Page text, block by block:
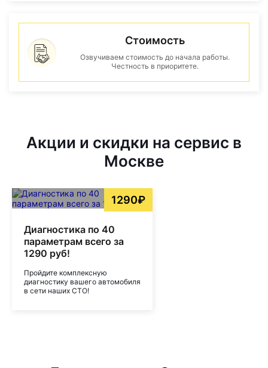
Стоимость
Озвучиваем стоимость до начала работы.
Честность в приоритете.
Акции и скидки на сервис в
Москве
1290₽
Диагностика по 40
параметрам всего за
1290 руб!
Пройдите комплексную
диагностику вашего автомобиля
в сети наших СТО!